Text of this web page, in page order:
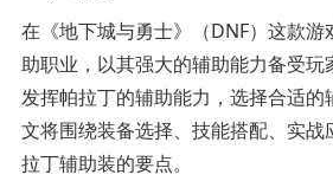
在《地下城与勇士》（DNF）这款
助职业，以其强大的辅助能力备受玩
发挥帕拉丁的辅助能力，选择合适的
文将围绕装备选择、技能搭配、实战
拉丁辅助装的要点。